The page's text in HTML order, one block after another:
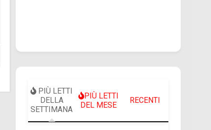
PIÙ LETTI
DELLA
SETTIMANA
PIÙ LETTI
DEL MESE
RECENTI